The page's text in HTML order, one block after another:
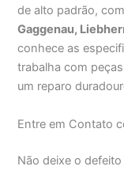
de alto padrão,
Gaggenau,
conhece as
trabalha com
um reparo
Entre em Contato
Não deixe o